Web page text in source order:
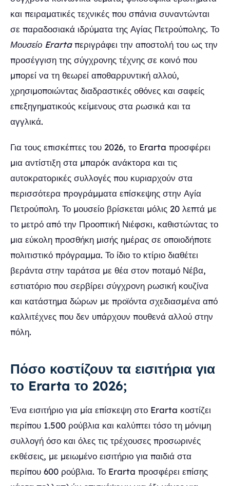
και πειραματικές τεχνικές που σπάνια συναντώνται
σε παραδοσιακά ιδρύματα της Αγίας Πετρούπολης. Το
Μουσείο Erartaπεριγράφει την αποστολή του ως την
προσέγγιση της σύγχρονης τέχνης σε κοινό που
μπορεί να τη θεωρεί αποθαρρυντική αλλού,
χρησιμοποιώντας διαδραστικές οθόνες και σαφείς
επεξηγηματικούς κείμενους στα ρωσικά και τα
αγγλικά.
Για τους επισκέπτες του 2026, το Erarta προσφέρει
μια αντίστιξη στα μπαρόκ ανάκτορα και τις
αυτοκρατορικές συλλογές που κυριαρχούν στα
περισσότερα προγράμματα επίσκεψης στην Αγία
Πετρούπολη. Το μουσείο βρίσκεται μόλις 20 λεπτά με
το μετρό από την Προοπτική Νιέφσκι, καθιστώντας το
μια εύκολη προσθήκη μισής ημέρας σε οποιοδήποτε
πολιτιστικό πρόγραμμα. Το ίδιο το κτίριο διαθέτει
βεράντα στην ταράτσα με θέα στον ποταμό Νέβα,
εστιατόριο που σερβίρει σύγχρονη ρωσική κουζίνα
και κατάστημα δώρων με προϊόντα σχεδιασμένα από
καλλιτέχνες που δεν υπάρχουν πουθενά αλλού στην
πόλη.
Πόσο κοστίζουν τα εισιτήρια για
το Erarta το 2026;
Ένα εισιτήριο για μία επίσκεψη στο Erarta κοστίζει
περίπου 1.500 ρούβλια και καλύπτει τόσο τη μόνιμη
συλλογή όσο και όλες τις τρέχουσες προσωρινές
εκθέσεις, με μειωμένο εισιτήριο για παιδιά στα
περίπου 600 ρούβλια. Το Erarta προσφέρει επίσης